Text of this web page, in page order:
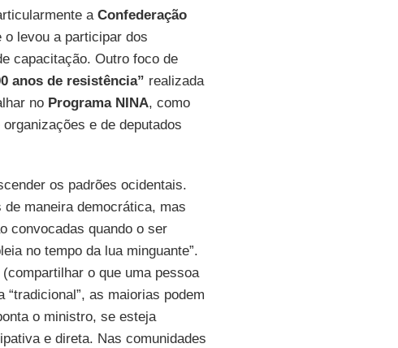
a Confederação
levou a participar dos
capacitação. Outro foco de
anos de resistência” realizada
no Programa NINA, como
e de deputados
os padrões ocidentais.
maneira democrática, mas
convocadas quando o ser
no tempo da lua minguante”.
o que uma pessoa
as maiorias podem
o ministro, se esteja
e direta. Nas comunidades